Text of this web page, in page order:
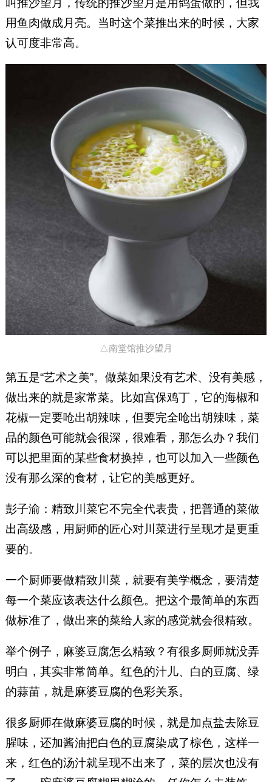
叫推沙望月，传统的推沙望月是用鸽蛋做的，但我
用鱼肉做成月亮。当时这个菜推出来的时候，大家
认可度非常高。
△南堂馆推沙望月
第五是“艺术之美”。做菜如果没有艺术、没有美感，
做出来的就是家常菜。比如宫保鸡丁，它的海椒和
花椒一定要呛出胡辣味，但要完全呛出胡辣味，菜
品的颜色可能就会很深，很难看，那怎么办？我们
可以把里面的某些食材换掉，也可以加入一些颜色
没有那么深的食材，让它的美感更好。
彭子渝：精致川菜它不完全代表贵，把普通的菜做
出高级感，用厨师的匠心对川菜进行呈现才是更重
要的。
一个厨师要做精致川菜，就要有美学概念，要清楚
每一个菜应该表达什么颜色。把这个最简单的东西
做标准了，做出来的菜给人家的感觉就会很精致。
举个例子，麻婆豆腐怎么精致？有很多厨师就没弄
明白，其实非常简单。红色的汁儿、白的豆腐、绿
的蒜苗，就是麻婆豆腐的色彩关系。
很多厨师在做麻婆豆腐的时候，就是加点盐去除豆
腥味，还加酱油把白色的豆腐染成了棕色，这样一
来，红色的汤汁就呈现不出来了，菜的层次也没有